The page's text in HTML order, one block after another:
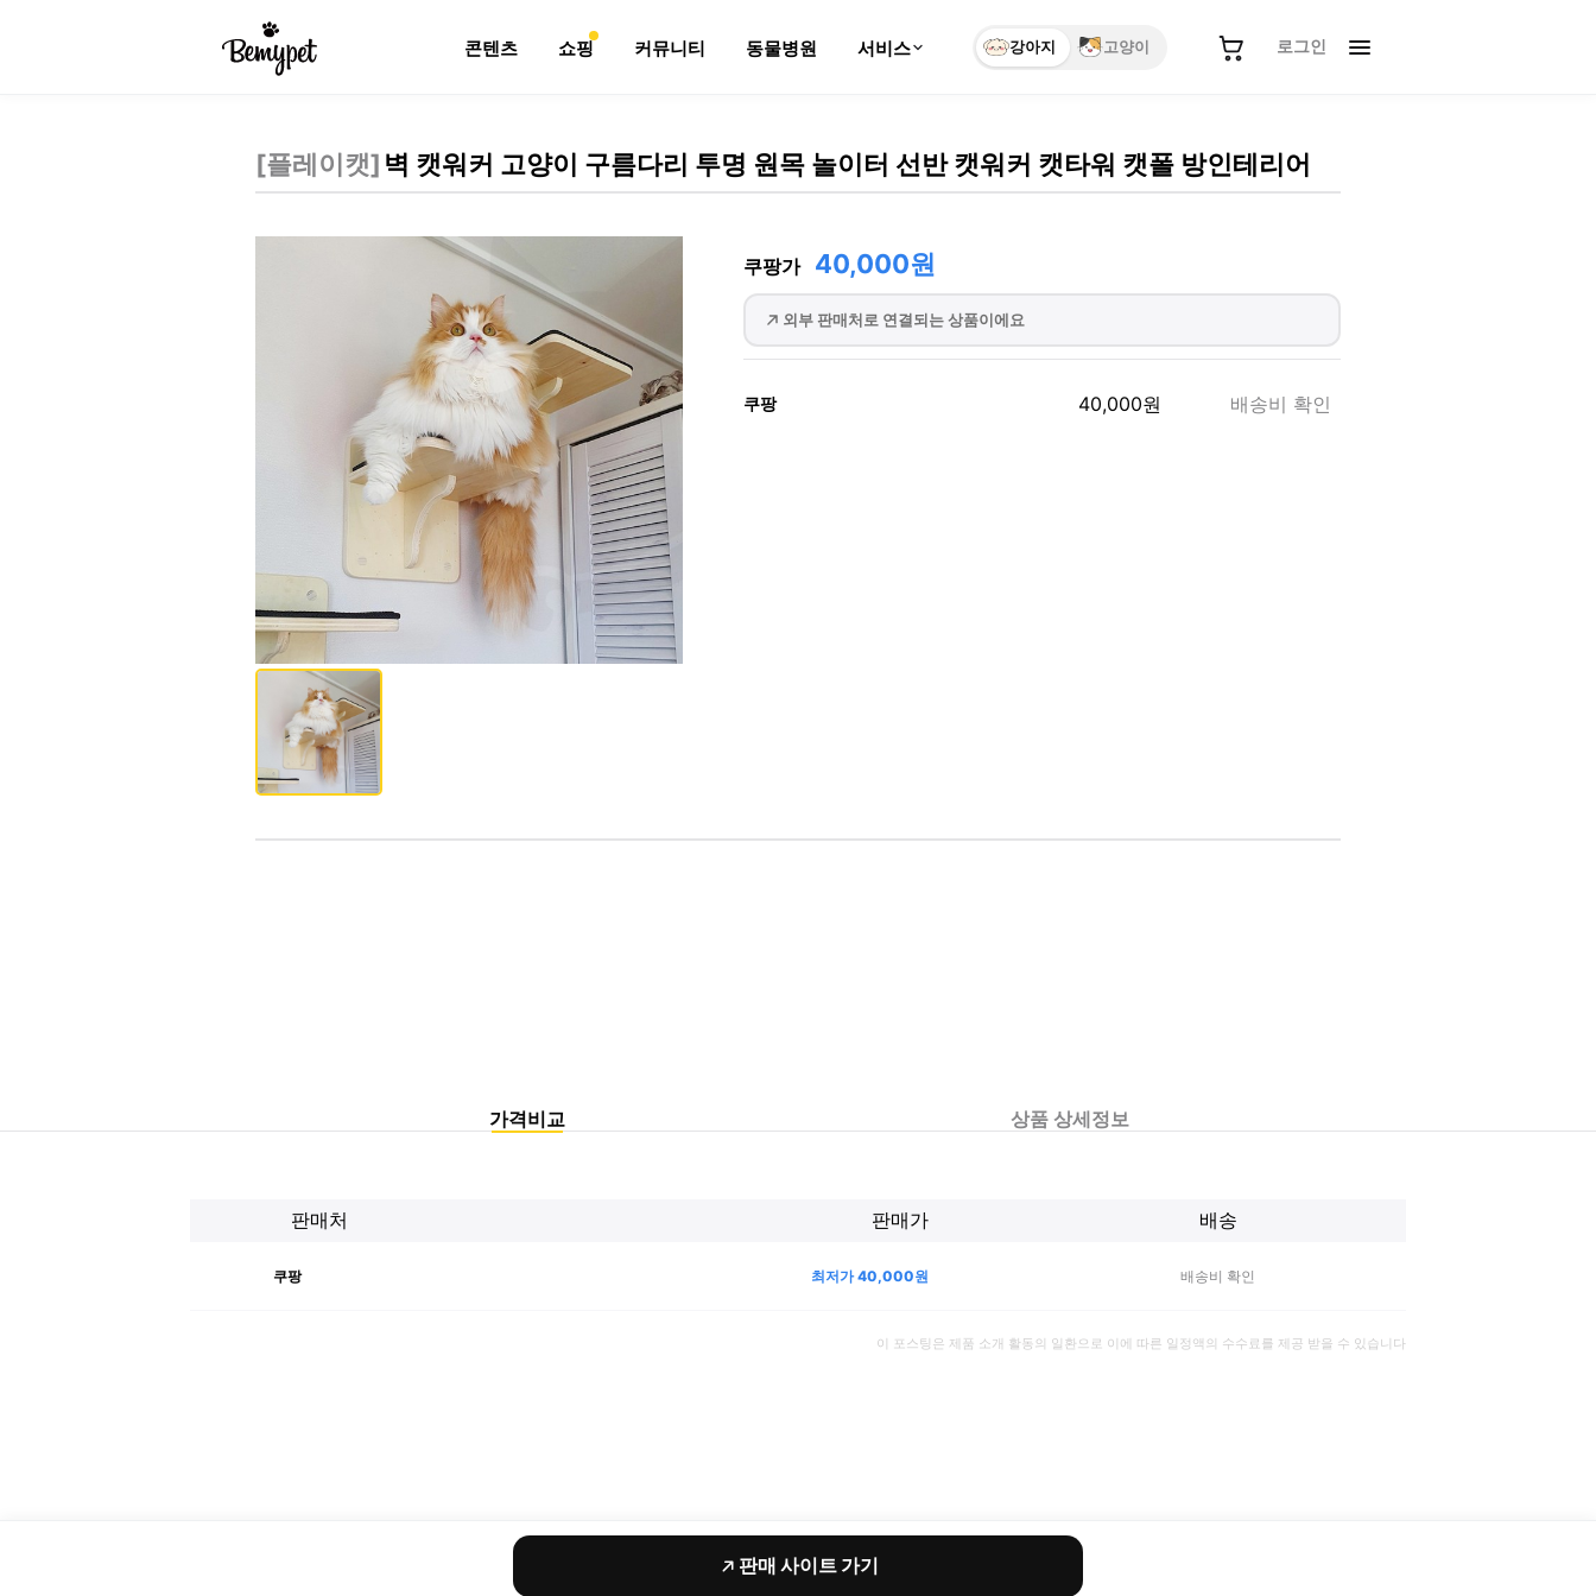
콘텐츠 쇼핑 커뮤니티 동물병원 서비스 강아지 고양이 로그인
[플레이캣] 벽 캣워커 고양이 구름다리 투명 원목 놀이터 선반 캣워커 캣타워 캣폴 방인테리어
쿠팡가 40,000원
외부 판매처로 연결되는 상품이에요
쿠팡 40,000원 배송비 확인
가격비교 상품 상세정보
판매처 판매가 배송
쿠팡 최저가40,000원 배송비 확인
이 포스팅은 제품 소개 활동의 일환으로 이에 따른 일정액의 수수료를 제공 받을 수 있습니다
판매 사이트 가기